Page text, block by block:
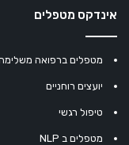
אינדקס מטפלים
מטפלים ברפואה
יועצים רוחניים
טיפול רגשי
מטפלים ב NLP